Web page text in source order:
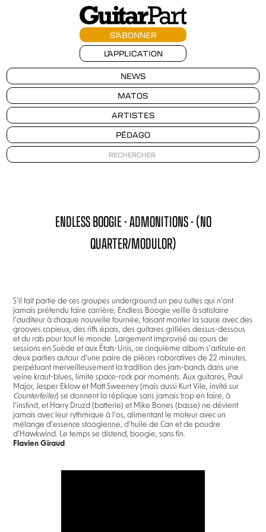
S'ABONNER
L'APPLICATION
NEWS
MATOS
ARTISTES
PÉDAGO
ENDLESS BOOGIE - ADMONITIONS - (NO
QUARTER/MODULOR)
S’il fait partie de ces groupes underground un peu cultes qui n’ont
jamais prétendu faire carrière, Endless Boogie veille à satisfaire
l’auditeur à chaque nouvelle fournée, faisant monter la sauce avec des
grooves copieux, des riffs épais, des guitares grillées dessus-dessous
et du rab pour tout le monde. Largement improvisé au cours de
sessions en Suède et aux États-Unis, ce cinquième album s’articule en
deux parties autour d’une paire de pièces roboratives de 22 minutes,
perpétuant merveilleusement la tradition des jam-bands dans une
veine kraut-blues, limite space-rock par moments. Aux guitares, Paul
Major, Jesper Eklow et Matt Sweeney (mais aussi Kurt Vile, invité sur
Counterfeiter) se donnent la réplique sans jamais trop en faire, à
l’instinct, et Harry Druzd (batterie) et Mike Bones (basse) ne dévient
jamais avec leur rythmique à l’os, alimentant le moteur avec un
mélange d’essence stoogienne, d’huile de Can et de poudre
d’Hawkwind. Le temps se distend, boogie, sans fin.
Flavien Giraud